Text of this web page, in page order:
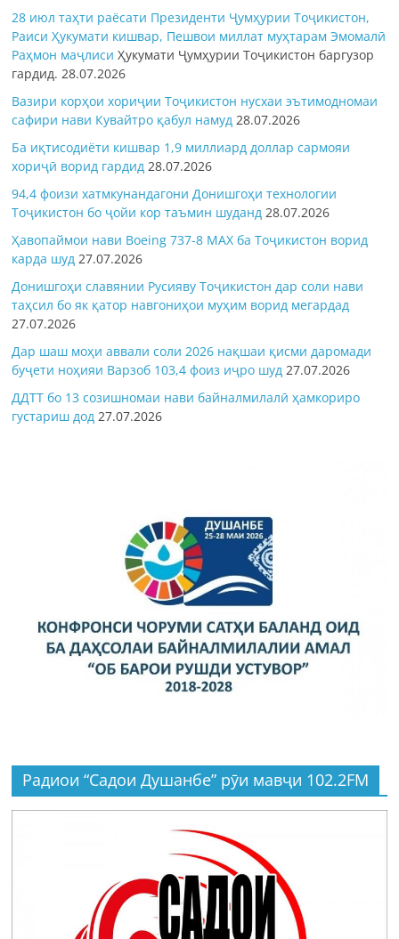
28 июл таҳти раёсати Президенти Ҷумҳурии Тоҷикистон,
Раиси Ҳукумати кишвар, Пешвои миллат муҳтарам Эмомалӣ
Раҳмон маҷлисиҲукумати Ҷумҳурии Тоҷикистон баргузор
гардид.28.07.2026
Вазири корҳои хориҷии Тоҷикистон нусхаи эътимодномаи
сафири нави Кувайтро қабул намуд 28.07.2026
Ба иқтисодиёти кишвар 1,9 миллиард доллар сармояи
хориҷӣ ворид гардид 28.07.2026
94,4 фоизи хатмкунандагони Донишгоҳи технологии
Тоҷикистон бо ҷойи кор таъмин шуданд 28.07.2026
Ҳавопаймои нави Boeing 737-8 MAX ба Тоҷикистон ворид
карда шуд 27.07.2026
Донишгоҳи славянии Русияву Тоҷикистон дар соли нави
таҳсил бо як қатор навгониҳои муҳим ворид мегардад
27.07.2026
Дар шаш моҳи аввали соли 2026 нақшаи қисми даромади
буҷети ноҳияи Варзоб 103,4 фоиз иҷро шуд 27.07.2026
ДДТТ бо 13 созишномаи нави байналмилалӣ ҳамкориро
густариш дод 27.07.2026
Радиои “Садои Душанбе” рӯи мавҷи 102.2FM